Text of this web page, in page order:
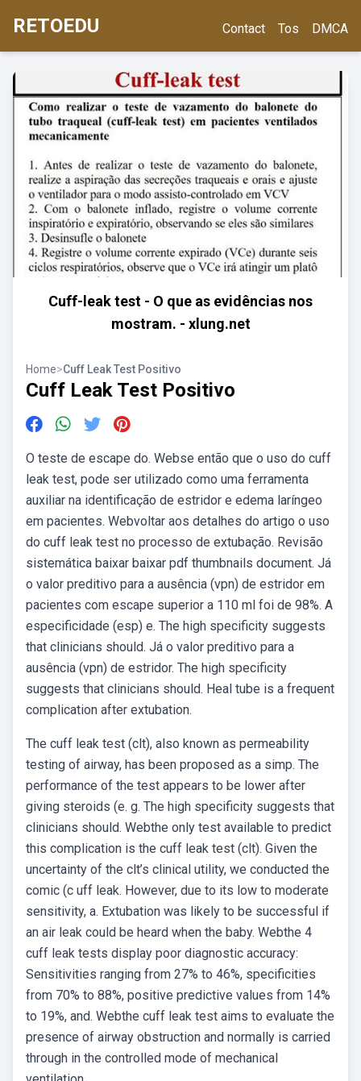
RETOEDU Contact Tos DMCA
Cuff-leak test - O que as evidências nos
mostram. - xlung.net
Home>Cuff Leak Test Positivo
Cuff Leak Test Positivo
O teste de escape do. Webse então que o uso do cuff
leak test, pode ser utilizado como uma ferramenta
auxiliar na identificação de estridor e edema laríngeo
em pacientes. Webvoltar aos detalhes do artigo o uso
do cuff leak test no processo de extubação. Revisão
sistemática baixar baixar pdf thumbnails document. Já
o valor preditivo para a ausência (vpn) de estridor em
pacientes com escape superior a 110 ml foi de 98%. A
especificidade (esp) e. The high specificity suggests
that clinicians should. Já o valor preditivo para a
ausência (vpn) de estridor. The high specificity
suggests that clinicians should. Heal tube is a frequent
complication after extubation.
The cuff leak test (clt), also known as permeability
testing of airway, has been proposed as a simp. The
performance of the test appears to be lower after
giving steroids (e. g. The high specificity suggests that
clinicians should. Webthe only test available to predict
this complication is the cuff leak test (clt). Given the
uncertainty of the clt’s clinical utility, we conducted the
comic (c uff leak. However, due to its low to moderate
sensitivity, a. Extubation was likely to be successful if
an air leak could be heard when the baby. Webthe 4
cuff leak tests display poor diagnostic accuracy:
Sensitivities ranging from 27% to 46%, specificities
from 70% to 88%, positive predictive values from 14%
to 19%, and. Webthe cuff leak test aims to evaluate the
presence of airway obstruction and normally is carried
through in the controlled mode of mechanical